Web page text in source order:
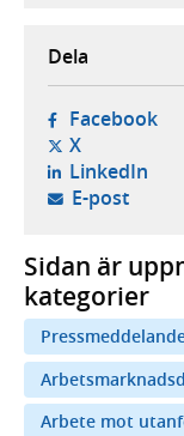
Dela
Facebook-
X- öppnas i
LinkedIn-
E-post-
Sidan är
kategorier
Arbete mot